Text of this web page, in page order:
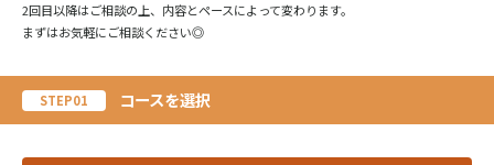
2回目以降はご相談の上、内容とペースによって変わります。
まずはお気軽にご相談ください◎
STEP01 コースを選択